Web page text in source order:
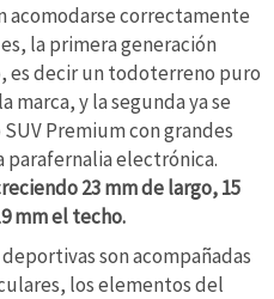
acomodarse correctamente
la primera generación
es decir un todoterreno puro
marca, y la segunda ya se
Premium con grandes
parafernalia electrónica.
23 mm de largo, 15
mm el techo.
son acompañadas
los elementos del